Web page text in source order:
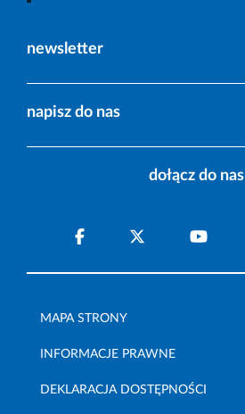
newsletter
napisz do nas
dołącz do nas
MAPA STRONY
INFORMACJE PRAWNE
DEKLARACJA DOSTĘPNOŚCI